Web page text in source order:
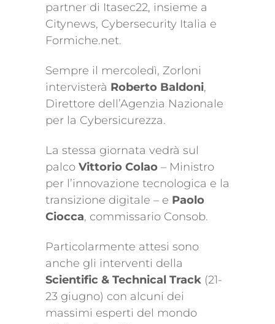
partner di Itasec22, insieme a
Citynews, Cybersecurity Italia e
Formiche.net.
Sempre il mercoledì, Zorloni
intervisterà Roberto Baldoni,
Direttore dell’Agenzia Nazionale
per la Cybersicurezza.
La stessa giornata vedrà sul
palco Vittorio Colao – Ministro
per l’innovazione tecnologica e la
transizione digitale – e Paolo
Ciocca, commissario Consob.
Particolarmente attesi sono
anche gli interventi della
Scientific & Technical Track (21-
23 giugno) con alcuni dei
massimi esperti del mondo